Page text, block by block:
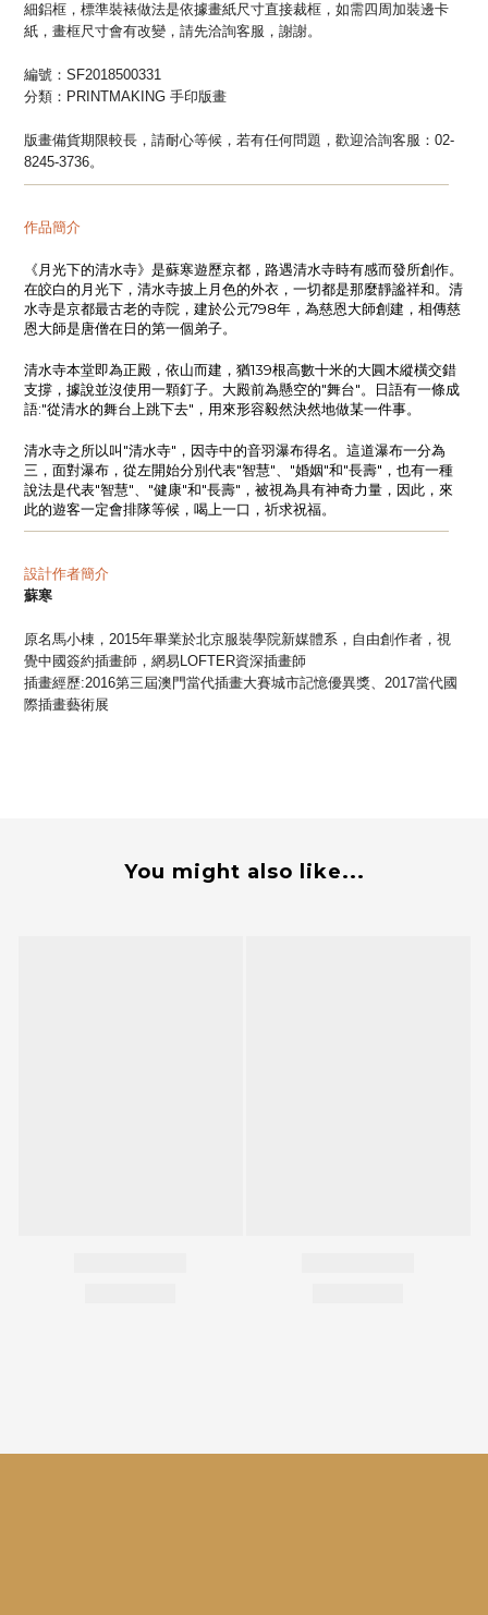
細鋁框，標準裝裱做法是依據畫紙尺寸直接裁框，如需四周加裝邊卡
紙，畫框尺寸會有改變，請先洽詢客服，謝謝。
編號：SF2018500331
分類： PRINTMAKING 手印版畫
版畫備貨期限較長，請耐心等候， 若有任何問題，歡迎洽詢客服：02-
8245-3736。
——————————————————————————————
作品簡介
《月光下的清水寺》 是蘇寒遊歷京都，路遇清水寺時有感而發所創作。
在皎白的月光下，清水寺披上月色的外衣，一切都是那麼靜謐祥和。清
水寺是京都最古老的寺院，建於公元798年，為慈恩大師創建，相傳慈
恩大師是唐僧在日的第一個弟子。
清水寺本堂即為正殿，依山而建，猶139根高數十米的大圓木縱橫交錯
支撐，據說並沒使用一顆釘子。大殿前為懸空的"舞台"。日語有一條成
語:"從清水的舞台上跳下去" ，用來形容毅然決然地做某一件事。
清水寺之所以叫"清水寺" ，因寺中的音羽瀑布得名。這道瀑布一分為
三，面對瀑布，從左開始分別代表"智慧"、 "婚姻"和"長壽" ，也有一種
說法是代表"智慧"、 "健康"和"長壽" ，被視為具有神奇力量，因此，來
此的遊客一定會排隊等候，喝上一口，祈求祝福。
——————————————————————————————
設計作者簡介
蘇寒
原名馬小棟，2015年畢業於北京服裝學院新媒體系，自由創作者，視
覺中國簽約插畫師，網易LOFTER資深插畫師
插畫經歷:2016第三屆澳門當代插畫大賽城市記憶優異獎、2017當代國
際插畫藝術展
You might also like...